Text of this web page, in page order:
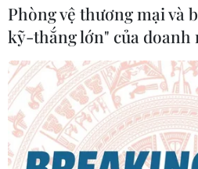
Phòng vệ thương mại và
kỹ-thắng lớn" của doanh